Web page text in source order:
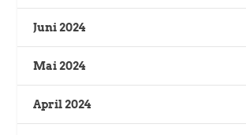
Juni 2024
Mai 2024
April 2024